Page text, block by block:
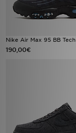
Nike Air Max 95 BB Tech
190,00€